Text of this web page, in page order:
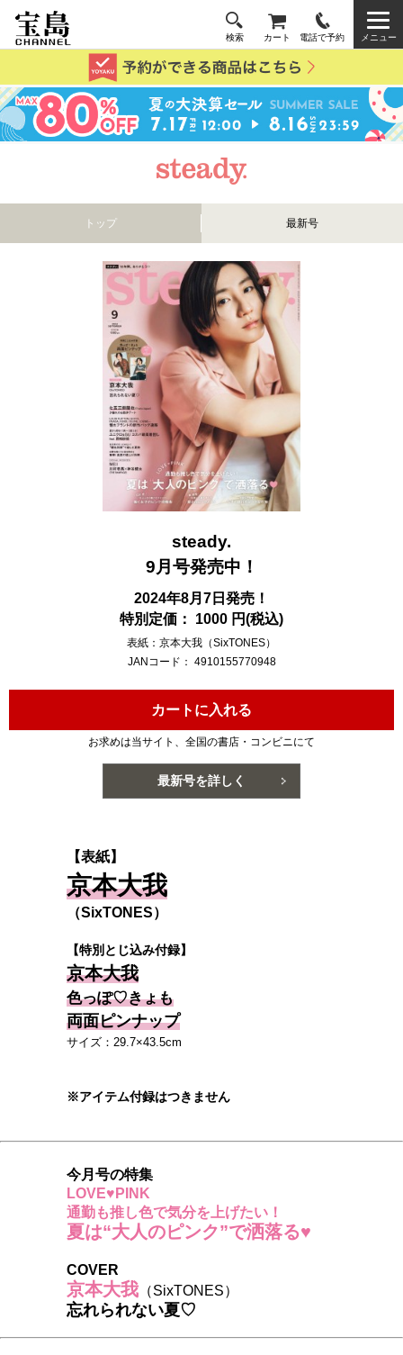
検索 カート 電話で予約 メニュー
トップ 最新号
steady.
9月号発売中！
2024年8月7日発売！
特別定価： 1000 円(税込)
表紙：京本大我（SixTONES）
JANコード： 4910155770948
カートに入れる
お求めは当サイト、全国の書店・コンビニにて
最新号を詳しく
【表紙】
京本大我
（SixTONES）
【特別とじ込み付録】
京本大我
色っぽ♡きょも
両面ピンナップ
サイズ：29.7×43.5cm
※アイテム付録はつきません
今月号の特集
LOVE♥PINK
通勤も推し色で気分を上げたい！
夏は“大人のピンク”で洒落る♥
COVER
京本大我 （SixTONES）
忘れられない夏♡